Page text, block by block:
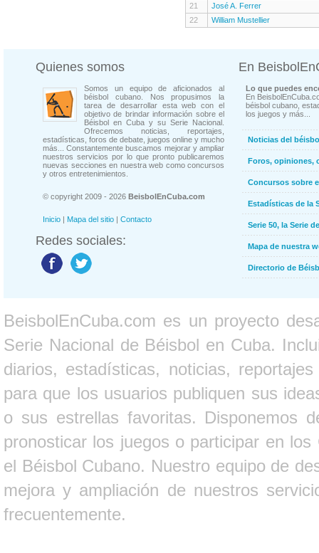
21
José A. Ferrer
22
William Mustellier
Quienes somos
Somos un equipo de aficionados al
béisbol cubano. Nos propusimos la
tarea de desarrollar esta web con el
objetivo de brindar información sobre el
Béisbol en Cuba y su Serie Nacional.
Ofrecemos noticias, reportajes,
estadísticas, foros de debate, juegos online y mucho
más... Constantemente buscamos mejorar y ampliar
nuestros servicios por lo que pronto publicaremos
nuevas secciones en nuestra web como concursos
y otros entretenimientos.
© copyright 2009 - 2026 BeisbolEnCuba.com
Inicio | Mapa del sitio | Contacto
Redes sociales:
En
Lo que puedes
En
béisbol cubano,
los juegos y más...
Noticias del
Foros, opiniones,
Concursos sobre
Estadísticas de la
Serie 50, la Serie
Mapa de nuestra
Directorio de
BeisbolEnCuba.com es un proyecto
Serie Nacional de Béisbol en Cuba.
diarios, estadísticas, noticias,
para que los usuarios publiquen sus
o sus estrellas favoritas. Disponemos
pronosticar los juegos o participar en
el Béisbol Cubano. Nuestro equipo de
mejora y ampliación de nuestros
frecuentemente.